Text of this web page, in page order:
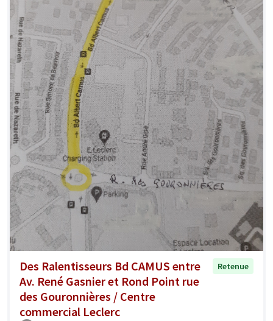
Des Ralentisseurs Bd CAMUS entre
Av. René Gasnier et Rond Point rue
des Gouronnières / Centre
commercial Leclerc
Retenue